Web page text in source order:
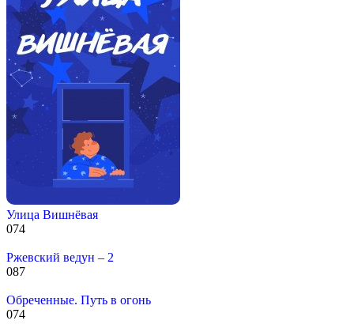
Улица Вишнёвая
074
Ржевский ведун – 2
087
Обреченные. Путь в огонь
074